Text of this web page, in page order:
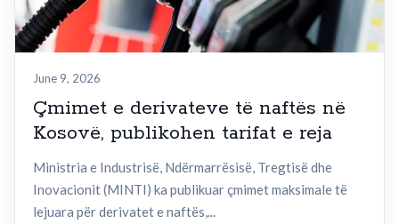
June 9, 2026
Çmimet e derivateve të naftës në
Kosovë, publikohen tarifat e reja
Ministria e Industrisë, Ndërmarrësisë, Tregtisë dhe
Inovacionit (MINTI) ka publikuar çmimet maksimale të
lejuara për derivatet e naftës,...